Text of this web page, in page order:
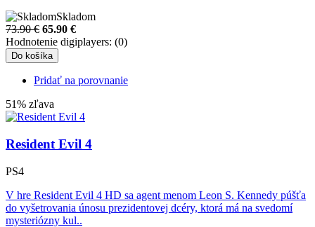
Skladom
73.90 € 65.90 €
Hodnotenie digiplayers: (0)
Do košíka
Pridať na porovnanie
51% zľava
Resident Evil 4
PS4
V hre Resident Evil 4 HD sa agent menom Leon S. Kennedy púšťa
do vyšetrovania únosu prezidentovej dcéry, ktorá má na svedomí
mysteriózny kul..